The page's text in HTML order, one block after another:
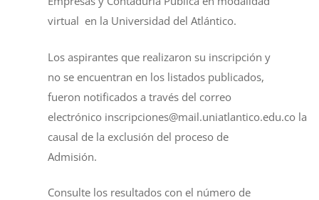
virtual en la Universidad del Atlántico.
Los aspirantes que realizaron su inscripción y
no se encuentran en los listados publicados,
fueron notificados a través del correo
electrónico inscripciones@mail.uniatlantico.edu.co la
causal de la exclusión del proceso de
Admisión.
Consulte los resultados con el número de